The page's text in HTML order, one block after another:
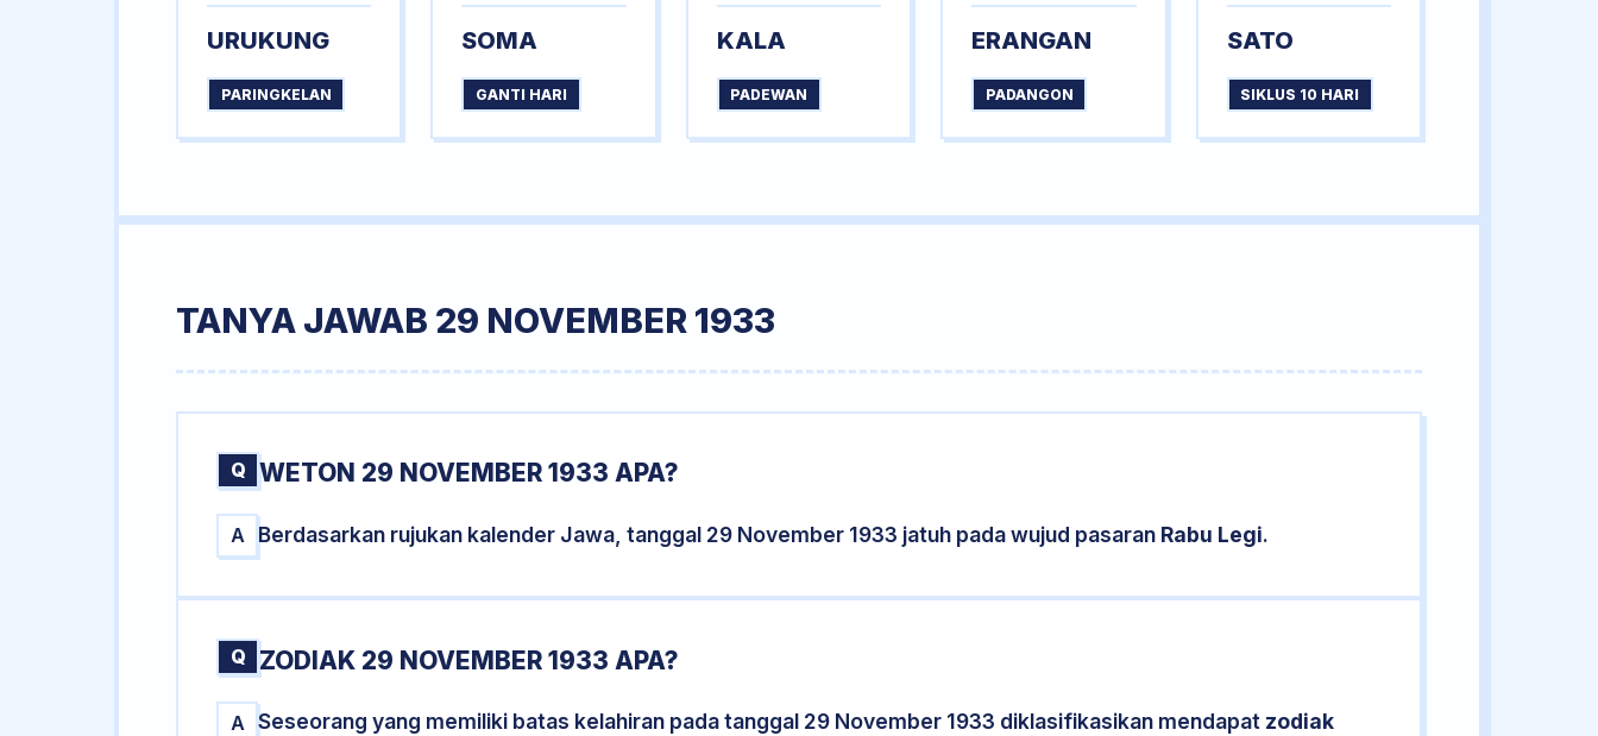
URUKUNG
PARINGKELAN
SOMA
GANTI HARI
KALA
PADEWAN
ERANGAN
PADANGON
SATO
SIKLUS 10 HARI
TANYA JAWAB 29 NOVEMBER 1933
Q WETON 29 NOVEMBER 1933 APA?
A Berdasarkan rujukan kalender Jawa, tanggal 29 November 1933 jatuh pada wujud pasaran Rabu Legi.
Q ZODIAK 29 NOVEMBER 1933 APA?
A Seseorang yang memiliki batas kelahiran pada tanggal 29 November 1933 diklasifikasikan mendapat zodiak